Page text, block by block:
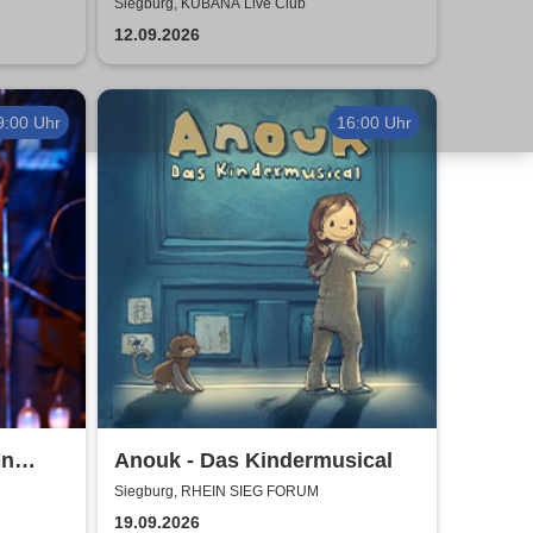
Siegburg, KUBANA Live Club
12.09.2026
Uhr 16:00 Uhr
Anouk - Das Kindermusical
Siegburg, RHEIN SIEG FORUM
19.09.2026